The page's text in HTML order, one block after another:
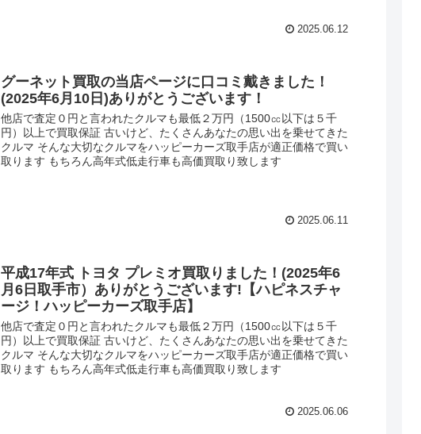
2025.06.12
グーネット買取の当店ページに口コミ戴きました！
(2025年6月10日)ありがとうございます！
他店で査定０円と言われたクルマも最低２万円（1500㏄以下は５千
円）以上で買取保証 古いけど、たくさんあなたの思い出を乗せてきた
クルマ そんな大切なクルマをハッピーカーズ取手店が適正価格で買い
取ります もちろん高年式低走行車も高価買取り致します
2025.06.11
平成17年式 トヨタ プレミオ買取りました！(2025年6
月6日取手市）ありがとうございます!【ハピネスチャ
ージ！ハッピーカーズ取手店】
他店で査定０円と言われたクルマも最低２万円（1500㏄以下は５千
円）以上で買取保証 古いけど、たくさんあなたの思い出を乗せてきた
クルマ そんな大切なクルマをハッピーカーズ取手店が適正価格で買い
取ります もちろん高年式低走行車も高価買取り致します
2025.06.06